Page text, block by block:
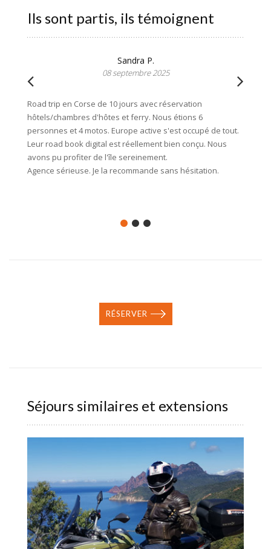
Ils sont partis, ils témoignent
Sandra P.
08 septembre 2025
Road trip en Corse de 10 jours avec réservation
hôtels/chambres d'hôtes et ferry. Nous étions 6
personnes et 4 motos. Europe active s'est occupé de tout.
Leur road book digital est réellement bien conçu. Nous
avons pu profiter de l'île sereinement.
Agence sérieuse. Je la recommande sans hésitation.
RÉSERVER
Séjours similaires et extensions